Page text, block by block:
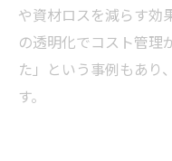
や資材ロスを減らす効
の透明化でコスト管理
た」という事例もあり
す。